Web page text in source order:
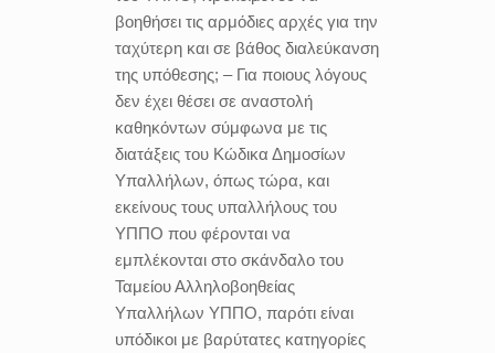
βοηθήσει τις αρμόδιες αρχές για την
ταχύτερη και σε βάθος διαλεύκανση
της υπόθεσης; – Για ποιους λόγους
δεν έχει θέσει σε αναστολή
καθηκόντων σύμφωνα με τις
διατάξεις του Κώδικα Δημοσίων
Υπαλλήλων, όπως τώρα, και
εκείνους τους υπαλλήλους του
ΥΠΠΟ που φέρονται να
εμπλέκονται στο σκάνδαλο του
Ταμείου Αλληλοβοηθείας
Υπαλλήλων ΥΠΠΟ, παρότι είναι
υπόδικοι με βαρύτατες κατηγορίες